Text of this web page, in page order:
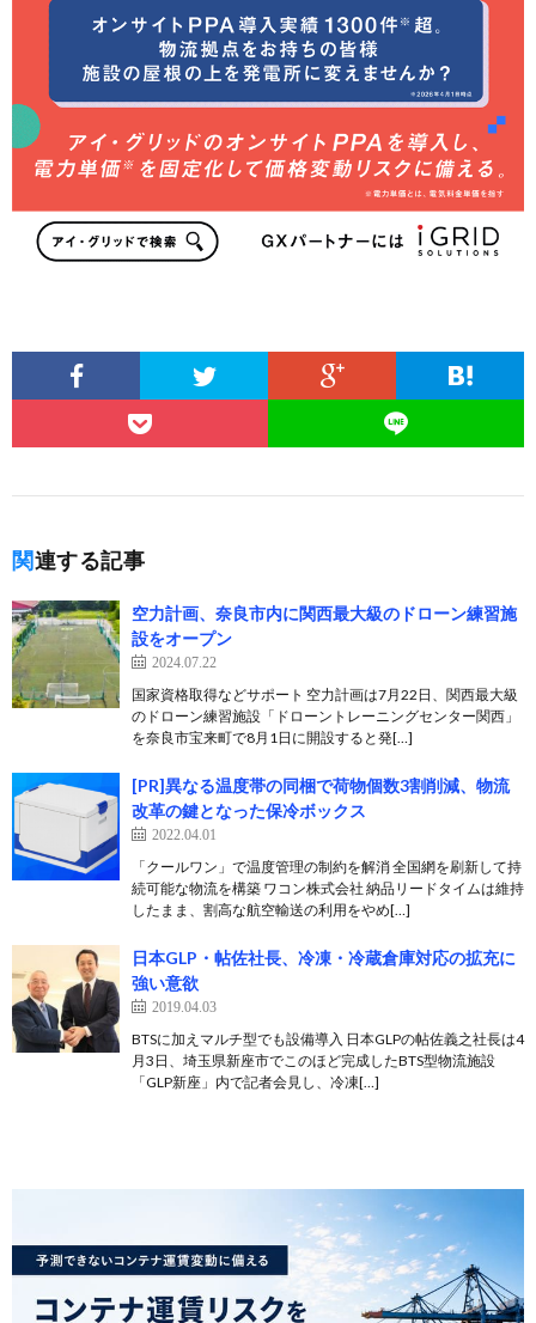
関連する記事
空力計画、奈良市内に関西最大級のドローン練習施
設をオープン
2024.07.22
国家資格取得などサポート 空力計画は7月22日、関西最大級
のドローン練習施設「ドローントレーニングセンター関西」
を奈良市宝来町で8月1日に開設すると発[…]
[PR]異なる温度帯の同梱で荷物個数3割削減、物流
改革の鍵となった保冷ボックス
2022.04.01
「クールワン」で温度管理の制約を解消 全国網を刷新して持
続可能な物流を構築 ワコン株式会社 納品リードタイムは維持
したまま、割高な航空輸送の利用をやめ[…]
日本GLP・帖佐社長、冷凍・冷蔵倉庫対応の拡充に
強い意欲
2019.04.03
BTSに加えマルチ型でも設備導入 日本GLPの帖佐義之社長は4
月3日、埼玉県新座市でこのほど完成したBTS型物流施設
「GLP新座」内で記者会見し、冷凍[…]